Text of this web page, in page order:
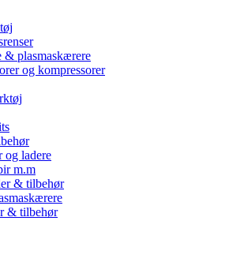
& plasmaskærere
og kompressorer
og ladere
m.m
& tilbehør
& tilbehør